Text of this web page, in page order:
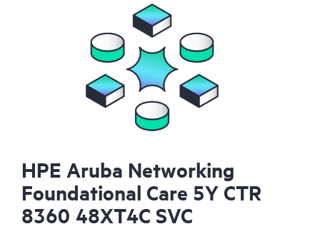
HPE Aruba Networking
Foundational Care 5Y CTR
8360 48XT4C SVC